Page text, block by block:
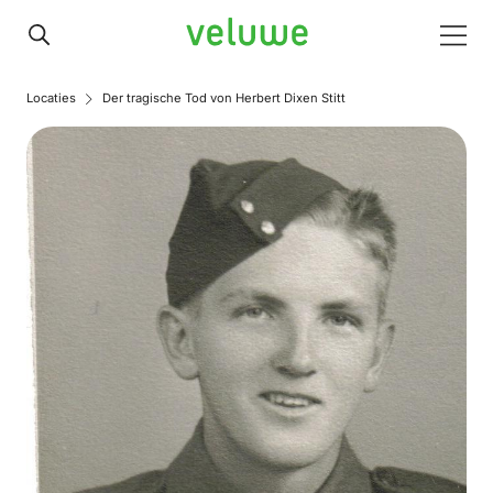
Veluwe
Locaties Der tragische Tod von Herbert Dixen Stitt